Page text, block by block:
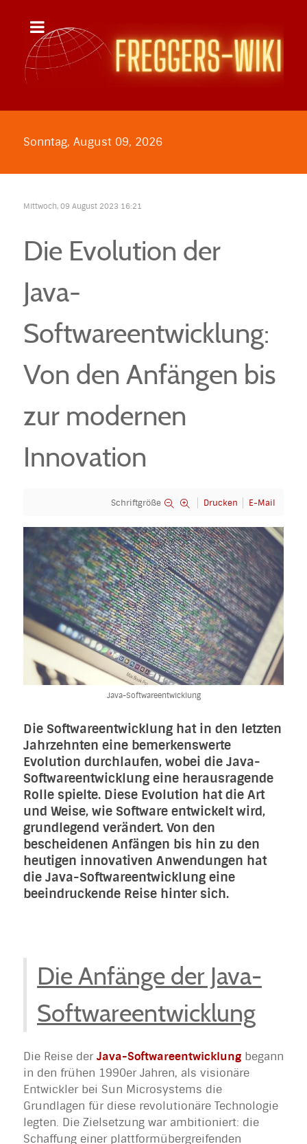
Sonntag, August 09, 2026
Mittwoch, 09 August 2023 16:21
Die Evolution der
Java-
Softwareentwicklung:
Von den Anfängen bis
zur modernen
Innovation
Schriftgröße Drucken E-Mail
Java-Softwareentwicklung
Die Softwareentwicklung hat in den letzten
Jahrzehnten eine bemerkenswerte
Evolution durchlaufen, wobei die Java-
Softwareentwicklung eine herausragende
Rolle spielte. Diese Evolution hat die Art
und Weise, wie Software entwickelt wird,
grundlegend verändert. Von den
bescheidenen Anfängen bis hin zu den
heutigen innovativen Anwendungen hat
die Java-Softwareentwicklung eine
beeindruckende Reise hinter sich.
Die Anfänge der Java-
Softwareentwicklung
Die Reise derJava-Softwareentwicklung begann
in den frühen 1990er Jahren, als visionäre
Entwickler bei Sun Microsystems die
Grundlagen für diese revolutionäre Technologie
legten. Die Zielsetzung war ambitioniert: die
Schaffung einer plattformübergreifenden